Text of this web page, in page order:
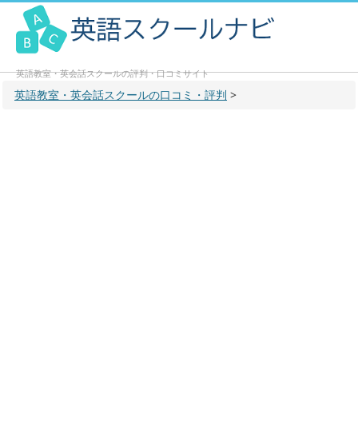
英語教室・英会話スクールの評判・口コミサイト
英語教室・英会話スクールの口コミ・評判 >